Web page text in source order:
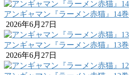
アンギャマン『ラーメン赤猫』14巻
2026年6月27日
アンギャマン『ラーメン赤猫』13巻
2026年6月27日